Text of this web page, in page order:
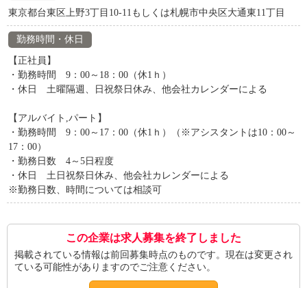
東京都台東区上野3丁目10-11もしくは札幌市中央区大通東11丁目
勤務時間・休日
【正社員】
・勤務時間 9：00～18：00（休1ｈ）
・休日 土曜隔週、日祝祭日休み、他会社カレンダーによる
【アルバイト,パート】
・勤務時間 9：00～17：00（休1ｈ）（※アシスタントは10：00～
17：00）
・勤務日数 4～5日程度
・休日 土日祝祭日休み、他会社カレンダーによる
※勤務日数、時間については相談可
この企業は求人募集を終了しました
掲載されている情報は前回募集時点のものです。現在は変更され
ている可能性がありますのでご注意ください。